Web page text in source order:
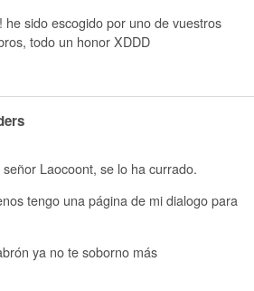
he sido escogido por uno de vuestros
todo un honor XDDD
Laocoont, se lo ha currado.
tengo una página de mi dialogo para
ya no te soborno más